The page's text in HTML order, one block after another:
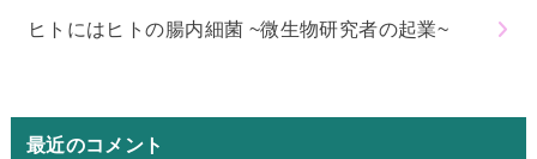
ヒトにはヒトの腸内細菌 ~微生物研究者の起業~
最近のコメント